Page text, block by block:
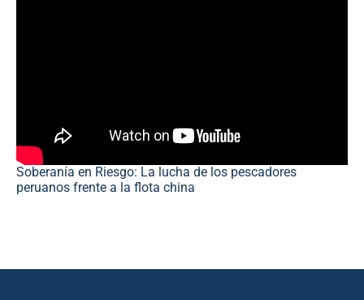
Soberanía en Riesgo: La lucha de los pescadores
peruanos frente a la flota china